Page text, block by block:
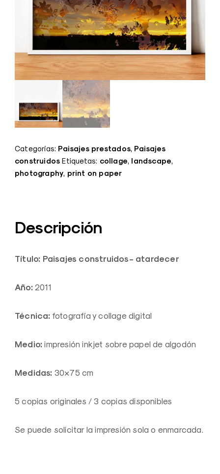
Categorías: Paisajes prestados, Paisajes
construidos Etiquetas: collage, landscape,
photography, print on paper
Descripción
Título: Paisajes construidos- atardecer
Año: 2011
Técnica: fotografía y collage digital
Medio: impresión inkjet sobre papel de algodón
Medidas: 30×75 cm
5 copias originales / 3 copias disponibles
Se puede solicitar la impresión sola o enmarcada.